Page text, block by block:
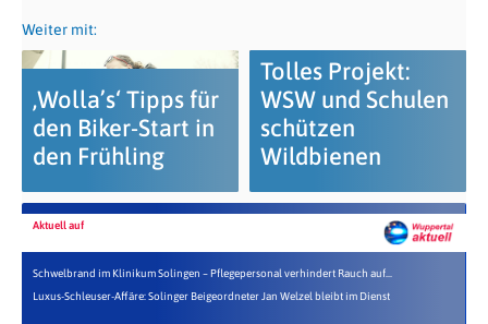
Weiter mit:
‚Wolla’s‘ Tipps für
den Biker-Start in
den Frühling
Tolles Projekt:
WSW und Schulen
schützen
Wildbienen
Aktuell auf
Schwelbrand im Klinikum Solingen – Pflegepersonal verhindert Rauch auf...
Luxus-Schleuser-Affäre: Solinger Beigeordneter Jan Welzel bleibt im Dienst